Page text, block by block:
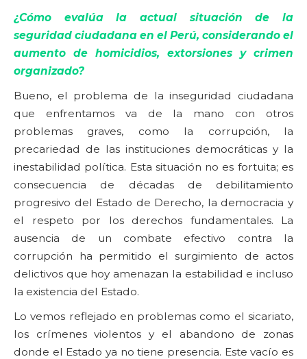
¿Cómo evalúa la actual situación de la
seguridad ciudadana en el Perú, considerando el
aumento de homicidios, extorsiones y crimen
organizado?
Bueno, el problema de la inseguridad ciudadana
que enfrentamos va de la mano con otros
problemas graves, como la corrupción, la
precariedad de las instituciones democráticas y la
inestabilidad política. Esta situación no es fortuita; es
consecuencia de décadas de debilitamiento
progresivo del Estado de Derecho, la democracia y
el respeto por los derechos fundamentales. La
ausencia de un combate efectivo contra la
corrupción ha permitido el surgimiento de actos
delictivos que hoy amenazan la estabilidad e incluso
la existencia del Estado.
Lo vemos reflejado en problemas como el sicariato,
los crímenes violentos y el abandono de zonas
donde el Estado ya no tiene presencia. Este vacío es